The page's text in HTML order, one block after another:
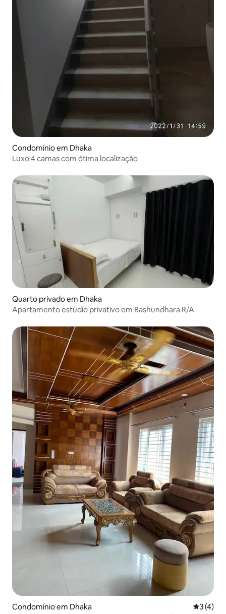
Condomínio em Dhaka
Luxo 4 camas com ótima localização
Quarto privado em Dhaka
Apartamento estúdio privativo em Bashundhara R/A
Condomínio em Dhaka
3 (4)